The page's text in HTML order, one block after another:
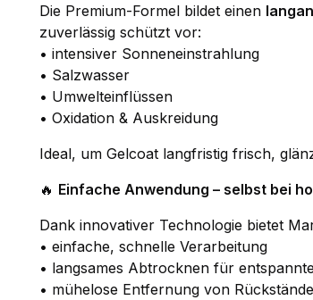
Die Premium-Formel bildet einen
zuverlässig schützt vor:
• intensiver Sonneneinstrahlung
• Salzwasser
• Umwelteinflüssen
• Oxidation & Auskreidung
Ideal, um Gelcoat langfristig frisch,
🔥 Einfache Anwendung – selbst bei
Dank innovativer Technologie bietet
• einfache, schnelle Verarbeitung
• langsames Abtrocknen für
• mühelose Entfernung von